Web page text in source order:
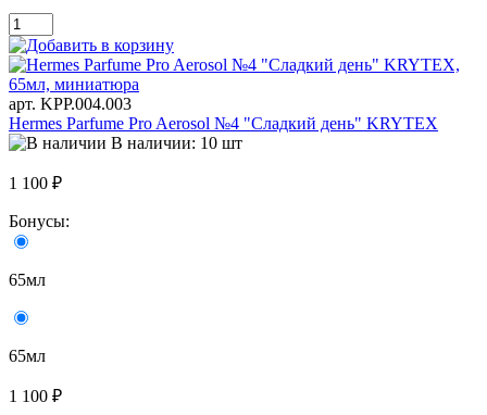
арт. KРР.004.003
Hermes Parfume Pro Aerosol №4 "Сладкий день" KRYTEX
В наличии: 10 шт
1 100 ₽
Бонусы:
65мл
65мл
1 100 ₽